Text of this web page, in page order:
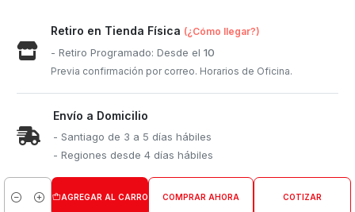
Retiro en Tienda Física (¿Cómo llegar?)
- Retiro Programado: Desde el10
Previa confirmación por correo. Horarios de Oficina.
Envío a Domicilio
- Santiago de 3 a 5 días hábiles
- Regiones desde 4 días hábiles
Cantidad
AGREGAR AL CARRO COMPRAR AHORA COTIZAR